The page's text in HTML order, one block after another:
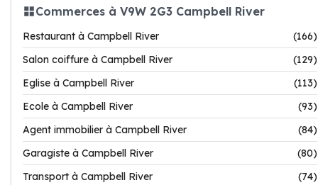
Commerces à V9W 2G3 Campbell River
Restaurant à Campbell River
(166)
Salon coiffure à Campbell River
(129)
Eglise à Campbell River
(113)
Ecole à Campbell River
(93)
Agent immobilier à Campbell River
(84)
Garagiste à Campbell River
(80)
Transport à Campbell River
(74)